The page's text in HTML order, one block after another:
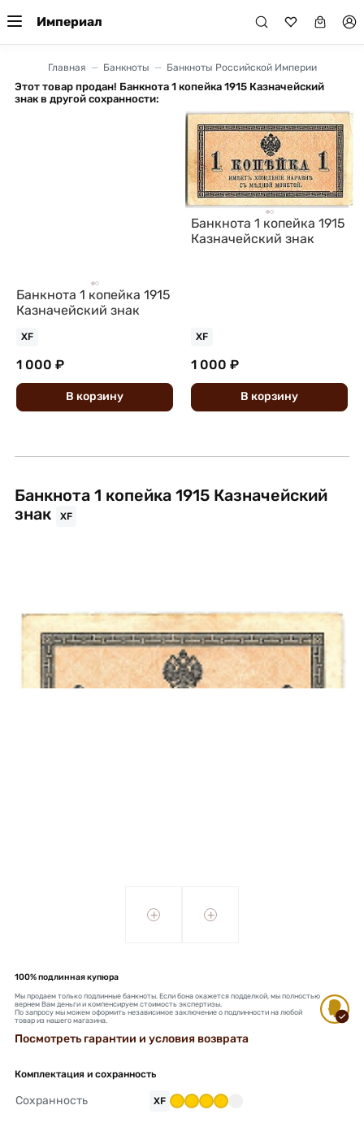
Империал
Главная Банкноты Банкноты Российской Империи
Этот товар продан! Банкнота 1 копейка 1915 Казначейский
знак в другой сохранности:
Банкнота 1 копейка 1915
Казначейский знак
XF
1 000 ₽
В корзину
Банкнота 1 копейка 1915
Казначейский знак
XF
1 000 ₽
В корзину
Банкнота 1 копейка 1915 Казначейский
знак
XF
+ +
100% подлинная купюра
Мы продаем только подлинные банкноты. Если бона окажется подделкой, мы полностью
вернем Вам деньги и компенсируем стоимость экспертизы.
По запросу мы можем оформить независимое заключение о подлинности на любой
товар из нашего магазина.
Посмотреть гарантии и условия возврата
Комплектация и сохранность
Сохранность XF